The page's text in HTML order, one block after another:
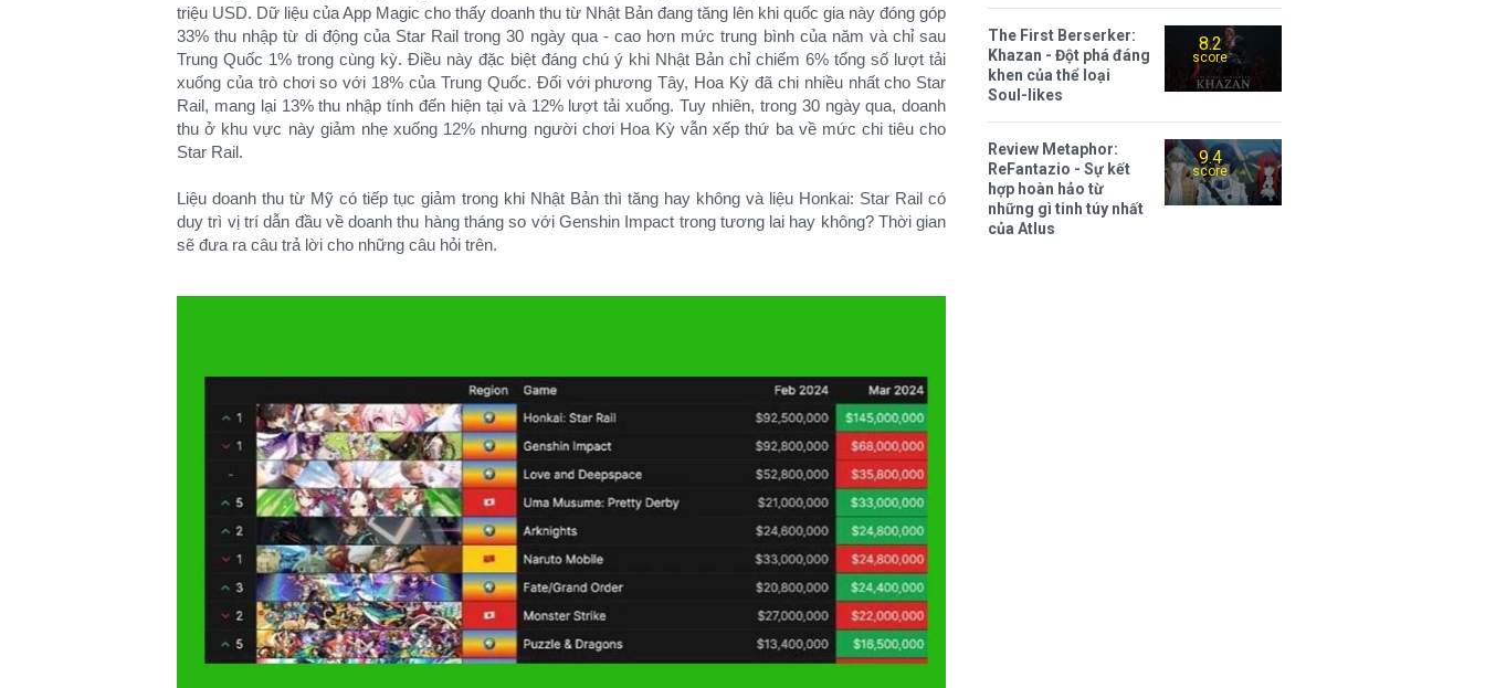
triệu USD. Dữ liệu của App Magic cho thấy doanh thu từ Nhật Bản đang tăng lên khi quốc gia này đóng góp
33% thu nhập từ di động của Star Rail trong 30 ngày qua - cao hơn mức trung bình của năm và chỉ sau
Trung Quốc 1% trong cùng kỳ. Điều này đặc biệt đáng chú ý khi Nhật Bản chỉ chiếm 6% tổng số lượt tải
xuống của trò chơi so với 18% của Trung Quốc. Đối với phương Tây, Hoa Kỳ đã chi nhiều nhất cho Star
Rail, mang lại 13% thu nhập tính đến hiện tại và 12% lượt tải xuống. Tuy nhiên, trong 30 ngày qua, doanh
thu ở khu vực này giảm nhẹ xuống 12% nhưng người chơi Hoa Kỳ vẫn xếp thứ ba về mức chi tiêu cho
Star Rail.
Liệu doanh thu từ Mỹ có tiếp tục giảm trong khi Nhật Bản thì tăng hay không và liệu Honkai: Star Rail có
duy trì vị trí dẫn đầu về doanh thu hàng tháng so với Genshin Impact trong tương lai hay không? Thời gian
sẽ đưa ra câu trả lời cho những câu hỏi trên.
8.2
score
The First Berserker:
Khazan - Đột phá đáng
khen của thể loại
Soul-likes
9.4
score
Review Metaphor:
ReFantazio - Sự kết
hợp hoàn hảo từ
những gì tinh túy nhất
của Atlus